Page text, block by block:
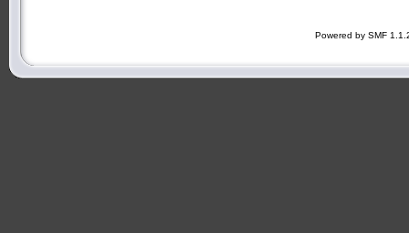
Powered by SMF